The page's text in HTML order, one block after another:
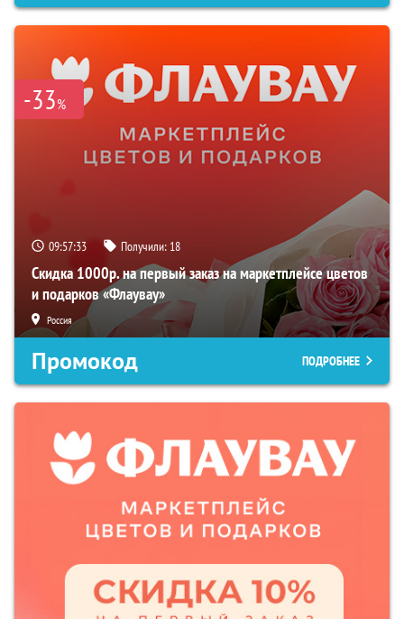
-33%
09:57:32 Получили: 18
Скидка 1000р. на первый заказ на маркетплейсе цветов
и подарков «Флаувау»
Россия
Промокод ПОДРОБНЕЕ